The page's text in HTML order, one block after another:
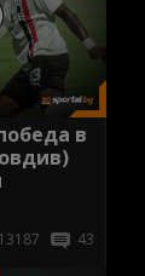
в
13187 43